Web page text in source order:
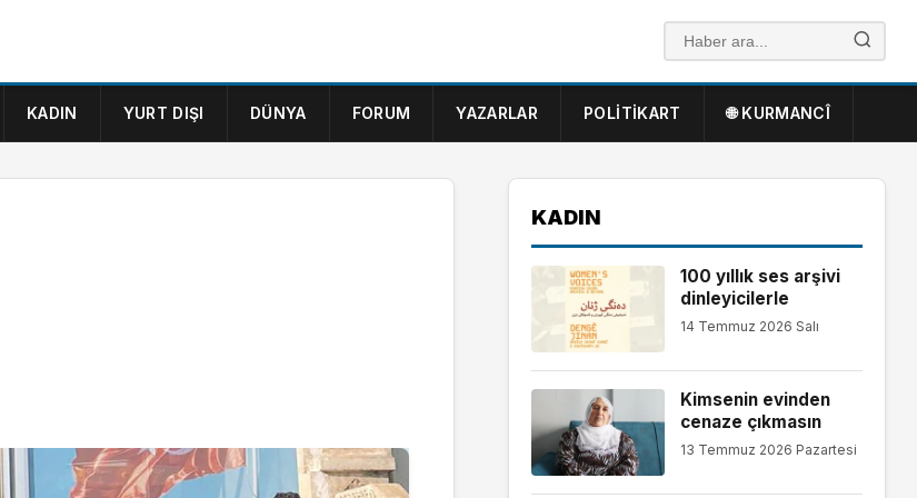
KADIN YURT DIŞI DÜNYA FORUM YAZARLAR POLITIKART 🌐 KURMANCÎ
KADIN
100 yıllık ses arşivi
dinleyicilerle
14 Temmuz 2026 Salı
Kimsenin evinden
cenaze çıkmasın
13 Temmuz 2026 Pazartesi